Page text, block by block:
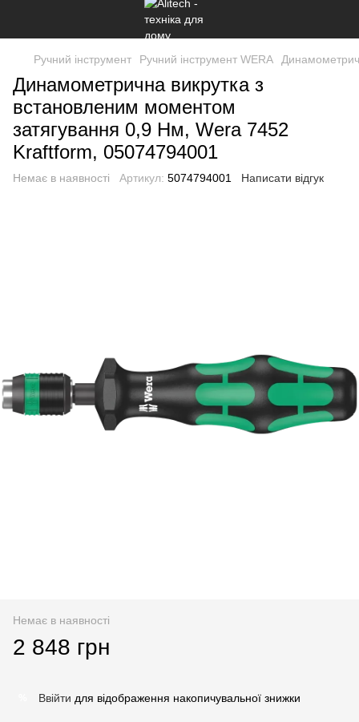
Ручний інструмент Ручний інструмент WERA
Динамометрична викрутка з
встановленим моментом
затягування 0,9 Нм, Wera 7452
Kraftform, 05074794001
Немає в наявності Артикул: 5074794001 Написати відгук
Немає в наявності
2 848 грн
Ввійти для відображення накопичувальної знижки